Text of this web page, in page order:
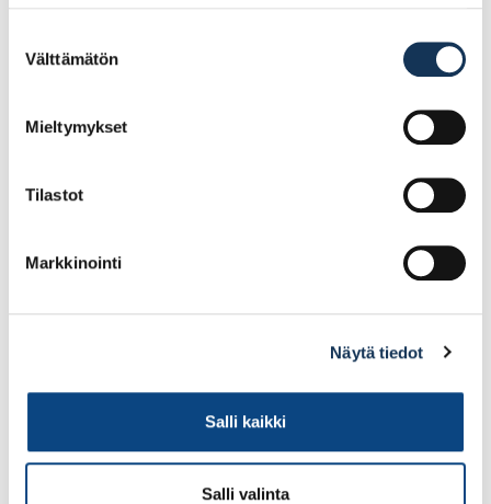
valinta
Välttämätön
Mieltymykset
Tilastot
Markkinointi
Näytä tiedot
Salli kaikki
Salli valinta
Turvajalkine Sievi
Racer free TR roller
Viper 2+ S3 koko 42, 43-
Lisää tilauskoriin
Ale!